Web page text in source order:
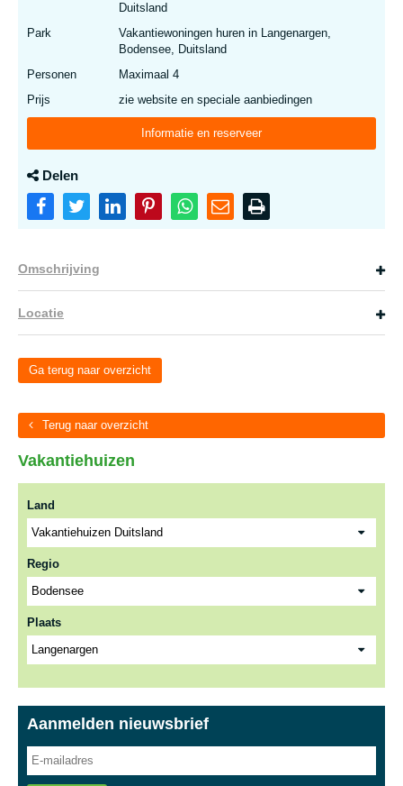
Duitsland
Park
Vakantiewoningen huren in Langenargen,
Bodensee, Duitsland
Personen
Maximaal 4
Prijs
zie website en speciale aanbiedingen
Informatie en reserveer
Delen
Omschrijving
Locatie
Ga terug naar overzicht
Terug naar overzicht
Vakantiehuizen
Land
Regio
Plaats
Aanmelden nieuwsbrief